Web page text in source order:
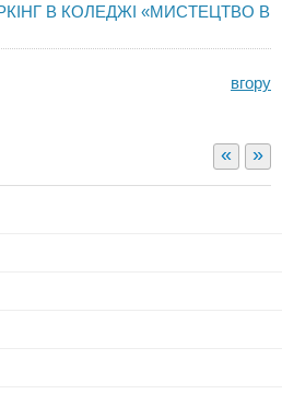
В КОЛЕДЖІ «МИСТЕЦТВО В
вгору
« »